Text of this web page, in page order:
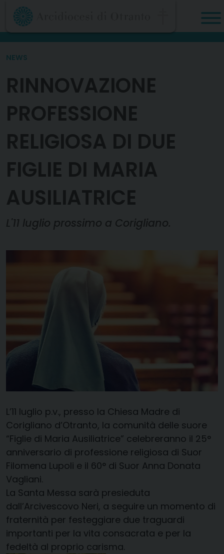
Skip
content
NEWS
RINNOVAZIONE
PROFESSIONE
RELIGIOSA DI DUE
FIGLIE DI MARIA
AUSILIATRICE
L'11 luglio prossimo a Corigliano.
L’11 luglio p.v., presso la Chiesa Madre di
Corigliano d’Otranto, la comunità delle suore
“Figlie di Maria Ausiliatrice” celebreranno il 25°
anniversario di professione religiosa di Suor
Filomena Lupoli e il 60° di Suor Anna Donata
Vagliani.
La Santa Messa sarà presieduta
dall’Arcivescovo Neri, a seguire un momento di
fraternità per festeggiare due traguardi
importanti per la vita consacrata e per la
fedeltà al proprio carisma.